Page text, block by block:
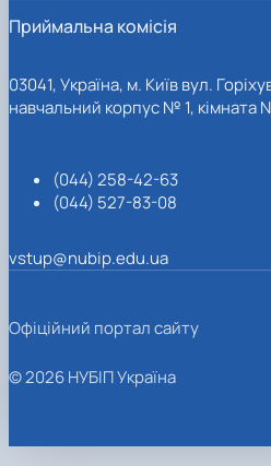
Приймальна комісія
03041, Україна, м. Київ вул.
навчальний корпус № 1, кімната
(044) 258-42-63
(044) 527-83-08
vstup@nubip.edu.ua
Офіційний портал сайту
© 2026 НУБІП Україна